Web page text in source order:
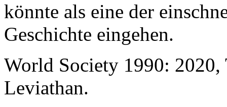
könnte als eine der
Geschichte eingehen.
World Society 1990: 2020,
Leviathan.